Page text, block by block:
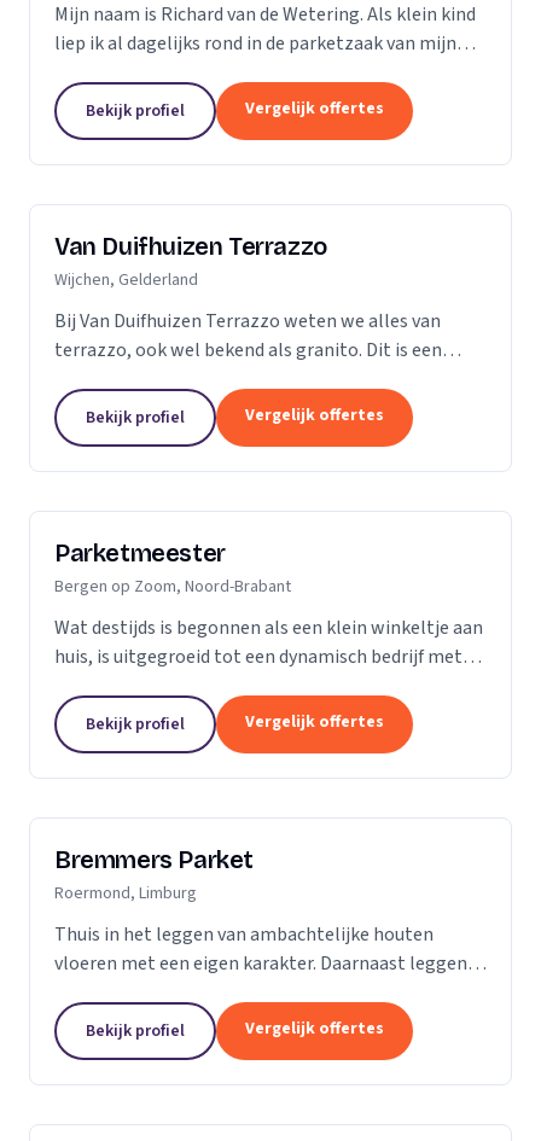
Mijn naam is Richard van de Wetering. Als klein kind
liep ik al dagelijks rond in de parketzaak van mijn
ook de reden dat ik besloot zelf...
Bekijk profiel Vergelijk offertes
Van Duifhuizen Terrazzo
Wijchen, Gelderland
Bij Van Duifhuizen Terrazzo weten we alles van
terrazzo, ook wel bekend als granito. Dit is een
is in principe te produceren in elke vorm....
Bekijk profiel Vergelijk offertes
Parketmeester
Bergen op Zoom, Noord-Brabant
Wat destijds is begonnen als een klein winkeltje aan
huis, is uitgegroeid tot een dynamisch bedrijf met
mogelijkheden op het gebied van parket, kurk en...
Bekijk profiel Vergelijk offertes
Bremmers Parket
Roermond, Limburg
Thuis in het leggen van ambachtelijke houten
vloeren met een eigen karakter. Daarnaast leggen
soorten laminaat en PVC vloeren. Heeft u al een...
Bekijk profiel Vergelijk offertes